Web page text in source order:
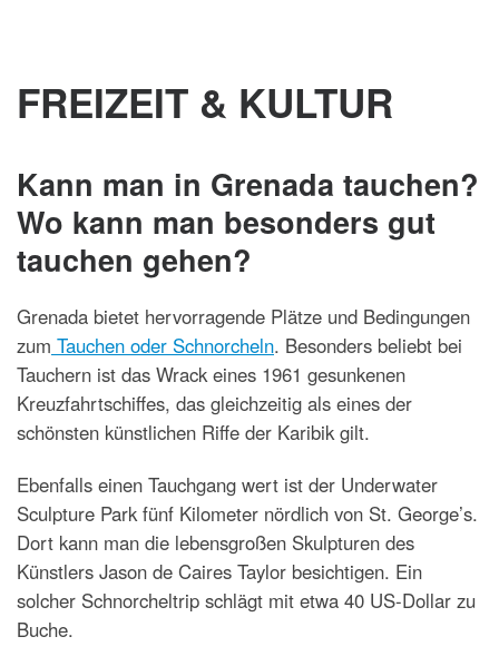
FREIZEIT & KULTUR
Kann man in Grenada tauchen?
Wo kann man besonders gut
tauchen gehen?
Grenada bietet hervorragende Plätze und Bedingungen
zum Tauchen oder Schnorcheln. Besonders beliebt bei
Tauchern ist das Wrack eines 1961 gesunkenen
Kreuzfahrtschiffes, das gleichzeitig als eines der
schönsten künstlichen Riffe der Karibik gilt.
Ebenfalls einen Tauchgang wert ist der Underwater
Sculpture Park fünf Kilometer nördlich von St. George’s.
Dort kann man die lebensgroßen Skulpturen des
Künstlers Jason de Caires Taylor besichtigen. Ein
solcher Schnorcheltrip schlägt mit etwa 40 US-Dollar zu
Buche.